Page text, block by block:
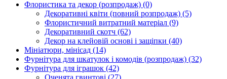
Флористика та декор (розпродаж) (0)
Декоративні квіти (повний розпродаж) (5)
Флористичний витратний матеріал (9)
Декоративний скотч (62)
Декор на клейовій основі і защіпки (40)
Мініатюри, мінісад (14)
Фурнітура для шкатулок і комодів (розпродаж) (32)
Фурнітура для іграшок (42)
Оченята гвинтові (27)